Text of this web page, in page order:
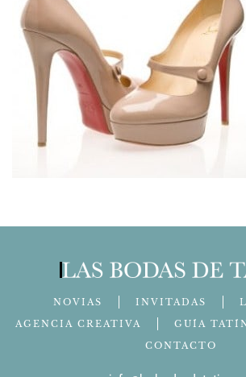
NOVIAS INVITADAS
AGENCIA CREATIVA
GUÍA
CONTACTO